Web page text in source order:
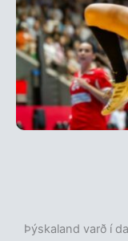
Þýskaland varð í